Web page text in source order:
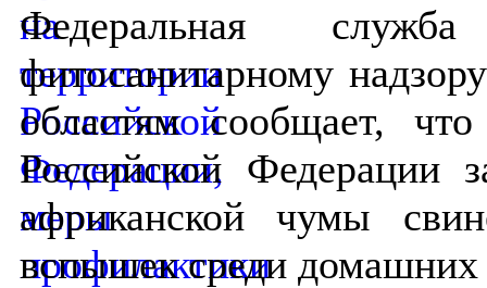
Федеральная
фитосанитарному
областям сообщает,
Российской Федерации
африканской чумы
вспышек среди домашних